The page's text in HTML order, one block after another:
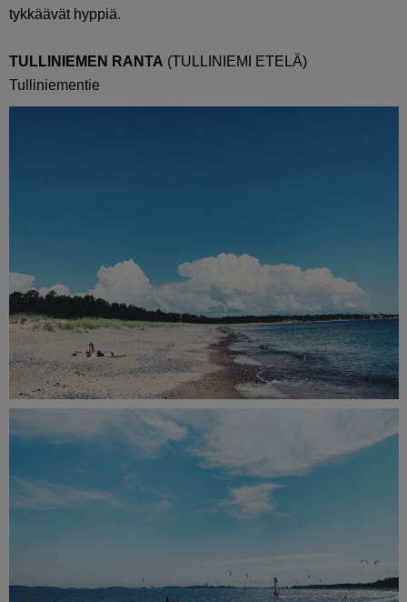
tykkäävät hyppiä.
TULLINIEMEN RANTA (TULLINIEMI ETELÄ)
Tulliniementie